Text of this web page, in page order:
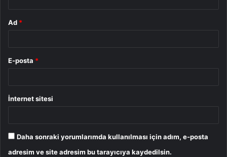
Ad *
E-posta *
İnternet sitesi
Daha sonraki yorumlarımda kullanılması için adım, e-posta
adresim ve site adresim bu tarayıcıya kaydedilsin.